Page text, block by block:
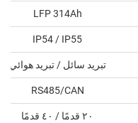
LFP 314Ah
IP54 / IP55
تبريد سائل / تبريد هوائي
RS485/CAN
٢٠ قدمًا / ٤٠ قدمًا